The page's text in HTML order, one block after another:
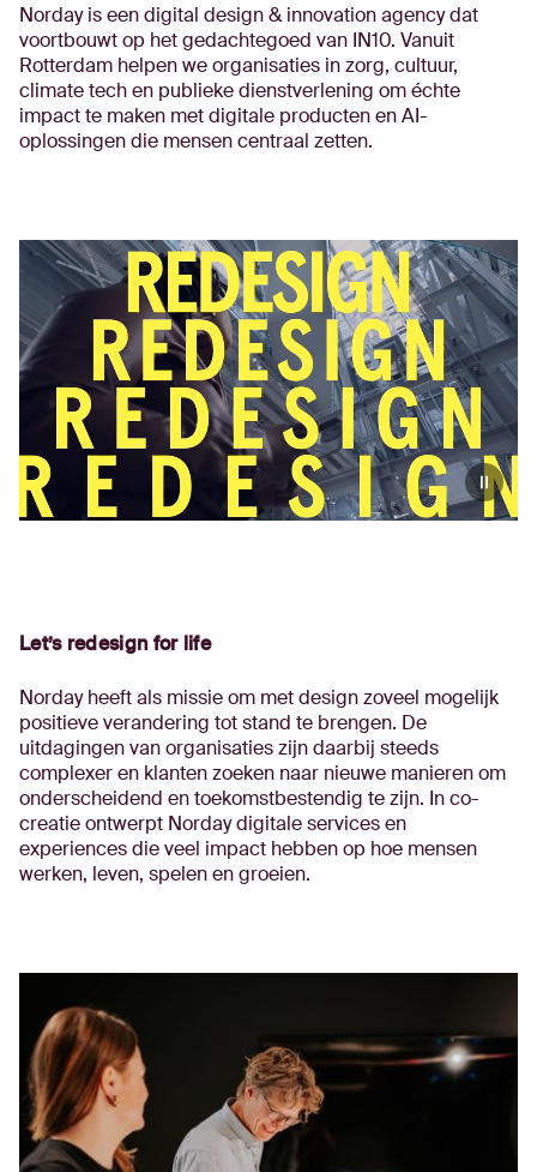
Norday is een digital design & innovation agency dat
voortbouwt op het gedachtegoed van IN10. Vanuit
Rotterdam helpen we organisaties in zorg, cultuur,
climate tech en publieke dienstverlening om échte
impact te maken met digitale producten en AI-
oplossingen die mensen centraal zetten.
Let’s redesign for life
Norday heeft als missie om met design zoveel mogelijk
positieve verandering tot stand te brengen. De
uitdagingen van organisaties zijn daarbij steeds
complexer en klanten zoeken naar nieuwe manieren om
onderscheidend en toekomstbestendig te zijn. In co-
creatie ontwerpt Norday digitale services en
experiences die veel impact hebben op hoe mensen
werken, leven, spelen en groeien.